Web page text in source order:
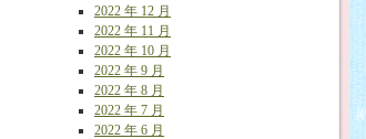
2022 年 12 月
2022 年 11 月
2022 年 10 月
2022 年 9 月
2022 年 8 月
2022 年 7 月
2022 年 6 月